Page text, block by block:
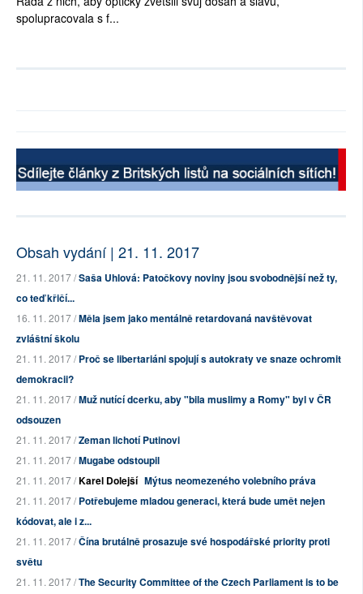
spolupracovala s f...
Obsah vydání | 21. 11. 2017
21. 11. 2017 /Saša Uhlová: Patočkovy noviny jsou svobodnější než ty,
co teď křičí...
16. 11. 2017 /Měla jsem jako mentálně retardovaná navštěvovat
zvláštní školu
21. 11. 2017 /Proč se libertariáni spojují s autokraty ve snaze ochromit
demokracii?
21. 11. 2017 /Muž nutící dcerku, aby "bila muslimy a Romy" byl v ČR
odsouzen
21. 11. 2017 /Zeman lichotí Putinovi
21. 11. 2017 /Mugabe odstoupil
21. 11. 2017 /Karel Dolejší Mýtus neomezeného volebního práva
21. 11. 2017 /Potřebujeme mladou generaci, která bude umět nejen
kódovat, ale i z...
21. 11. 2017 /Čína brutálně prosazuje své hospodářské priority proti
světu
21. 11. 2017 /The Security Committee of the Czech Parliament is to be